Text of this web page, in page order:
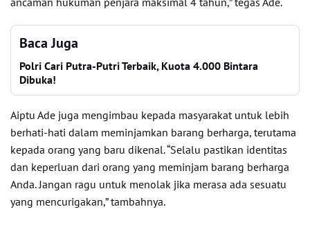
Baca Juga
Polri Cari Putra-Putri Terbaik, Kuota 4.000 Bintara
Dibuka!
Aiptu Ade juga mengimbau kepada masyarakat untuk lebih
berhati-hati dalam meminjamkan barang berharga, terutama
kepada orang yang baru dikenal. “Selalu pastikan identitas
dan keperluan dari orang yang meminjam barang berharga
Anda. Jangan ragu untuk menolak jika merasa ada sesuatu
yang mencurigakan,” tambahnya.